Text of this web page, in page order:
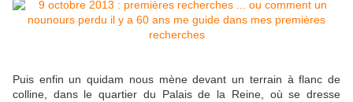
Puis enfin un quidam nous mène devant un terrain à flanc de
colline, dans le quartier du Palais de la Reine, où se dresse